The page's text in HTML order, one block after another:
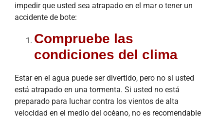
impedir que usted sea atrapado en el mar o tener un
accidente de bote:
Compruebe las
condiciones del clima
Estar en el agua puede ser divertido, pero no si usted
está atrapado en una tormenta. Si usted no está
preparado para luchar contra los vientos de alta
velocidad en el medio del océano, no es recomendable